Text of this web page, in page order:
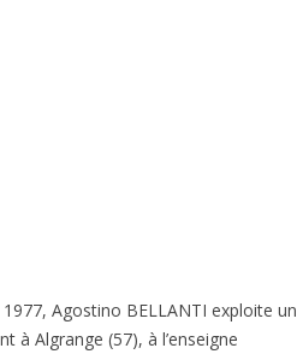
Agostino BELLANTI exploite un
à Algrange (57), à l’enseigne